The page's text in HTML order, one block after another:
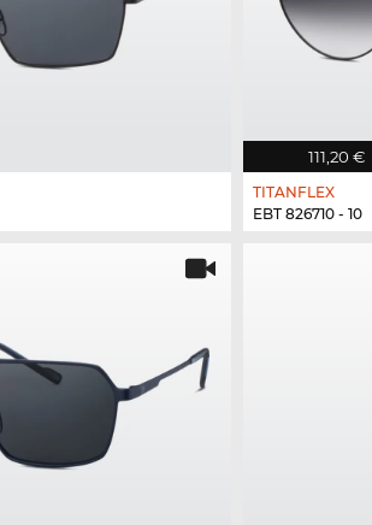
111,20 €
TITANFLEX
EBT 826710 - 10